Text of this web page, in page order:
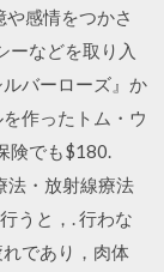
感情をつかさ
ーなどを取り入
バーローズ』か
作ったトム・ウ
険でも$180.
法・放射線療法
うと，. 行わな
であり，肉体